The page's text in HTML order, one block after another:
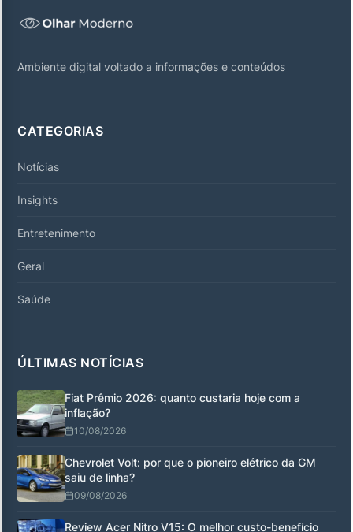
Ambiente digital voltado a informações e conteúdos
CATEGORIAS
Notícias
Insights
Entretenimento
Geral
Saúde
ÚLTIMAS NOTÍCIAS
Fiat Prêmio 2026: quanto custaria hoje com a
inflação?
10/08/2026
Chevrolet Volt: por que o pioneiro elétrico da GM
saiu de linha?
09/08/2026
Review Acer Nitro V15: O melhor custo-benefício